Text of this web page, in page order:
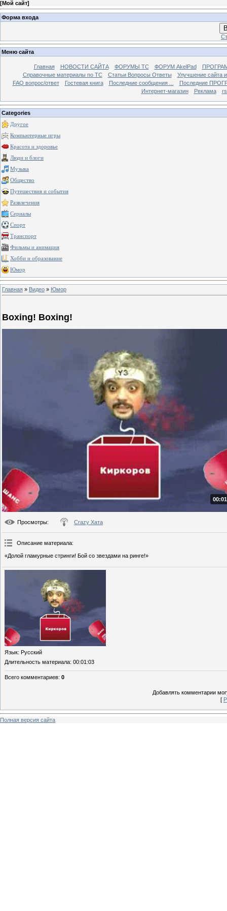
[Мой сайт]
Форма входа
Меню сайта
Главная НОВОСТИ САЙТА ФОРУМЫ TC ФОРУМ AkelPad
Справочные материалы по TС
Статьи Вопросы Ответы
Улучшение сайта
FAQ вопрос/ответ
Гостевая книга Последние сообщения ...
Последние
Интернет-магазин
Реклама
Categories
Другое
Компьютерные игры
Красота и здоровье
Люди и блоги
Музыка
Общество
Путешествия и события
Развлечения
Сериалы
Спорт
Транспорт
Фильмы и анимация
Хобби и образование
Юмор
Главная » Видео » Юмор
Boxing! Boxing!
Просмотры: Crazy Хата
Описание материала:
«Долой гламурные стринги! Бой со звездами на ринге!»
Язык: Русский
Длительность материала: 00:01:03
Всего комментариев: 0
Добавлять комментарии
[
Полная версия сайта